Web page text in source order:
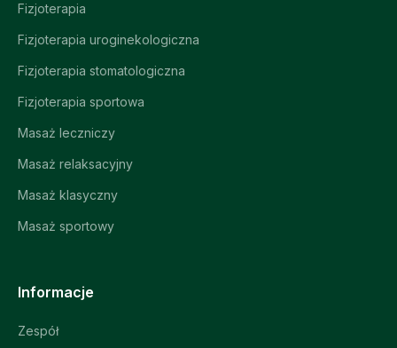
Fizjoterapia
Fizjoterapia uroginekologiczna
Fizjoterapia stomatologiczna
Fizjoterapia sportowa
Masaż leczniczy
Masaż relaksacyjny
Masaż klasyczny
Masaż sportowy
Informacje
Zespół